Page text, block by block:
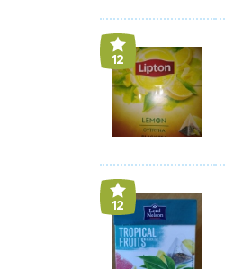
12
12